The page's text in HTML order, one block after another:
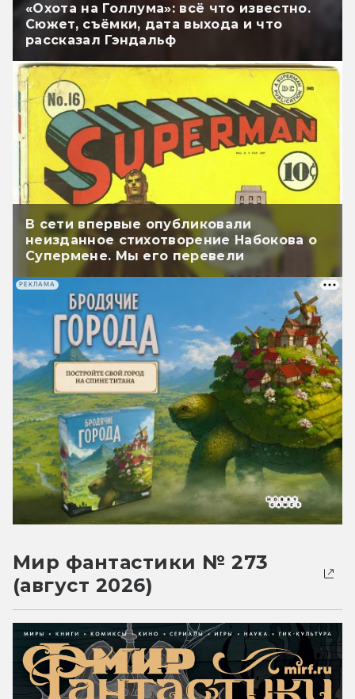
«Охота на Голлума»: всё что известно.
Сюжет, съёмки, дата выхода и что
рассказал Гэндальф
В сети впервые опубликовали
неизданное стихотворение Набокова о
Супермене. Мы его перевели
РЕКЛАМА
Мир фантастики № 273
(август 2026)